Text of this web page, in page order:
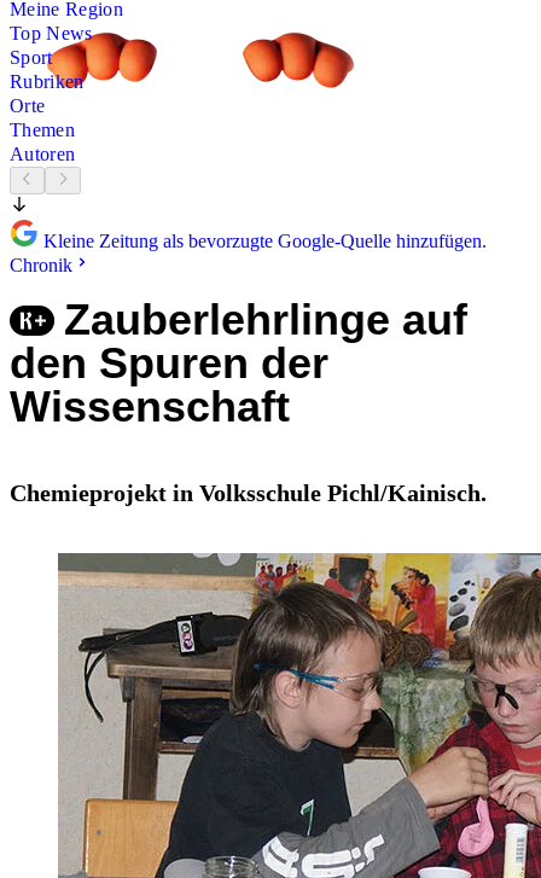
Meine Region
Top News
Sport
Rubriken
Orte
Themen
Autoren
Kleine Zeitung als bevorzugte Google-Quelle hinzufügen.
Chronik
Zauberlehrlinge auf
den Spuren der
Wissenschaft
Chemieprojekt in Volksschule Pichl/Kainisch.